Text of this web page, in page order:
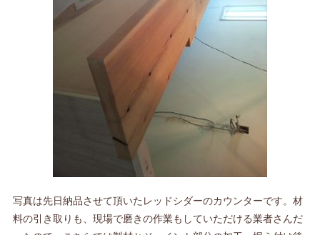
写真は先日納品させて頂いたレッドシダーのカウンターです。材
料の引き取りも、現場で磨きの作業もしていただける業者さんだ